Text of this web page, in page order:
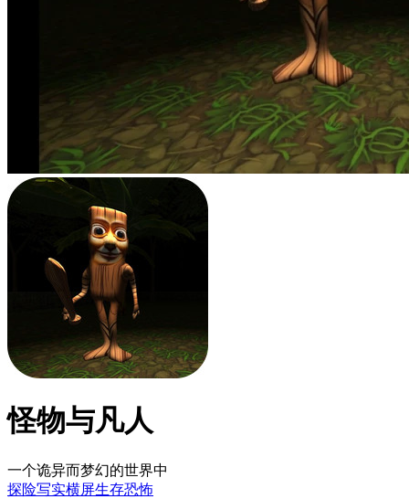
怪物与凡人
一个诡异而梦幻的世界中
探险写实横屏生存恐怖